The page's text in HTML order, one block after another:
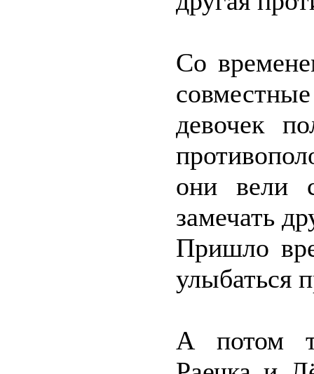
Со
девочек
они вели
замечать
Пришло
улыбаться
А потом